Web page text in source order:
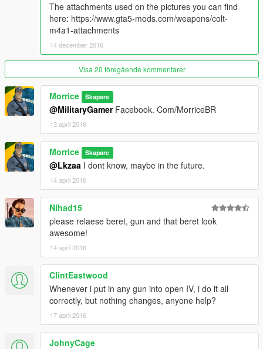
The attachments used on the pictures you can find
here: https://www.gta5-mods.com/weapons/colt-
m4a1-attachments
14 december 2016
Visa 20 föregående kommentarer
Morrice Skapare
@MilitaryGamerFacebook. Com/MorriceBR
13 april 2016
Morrice Skapare
@Lkzaa I dont know, maybe in the future.
14 april 2016
Nihad15
please relaese beret, gun and that beret look
awesome!
14 april 2016
ClintEastwood
Whenever i put in any gun into open IV, i do it all
correctly, but nothing changes, anyone help?
17 april 2016
JohnyCage